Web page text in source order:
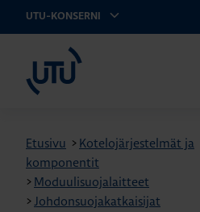
UTU-KONSERNI
Etusivu > Kotelojärjestelmät ja
komponentit
> Moduulisuojalaitteet
>Johdonsuojakatkaisijat